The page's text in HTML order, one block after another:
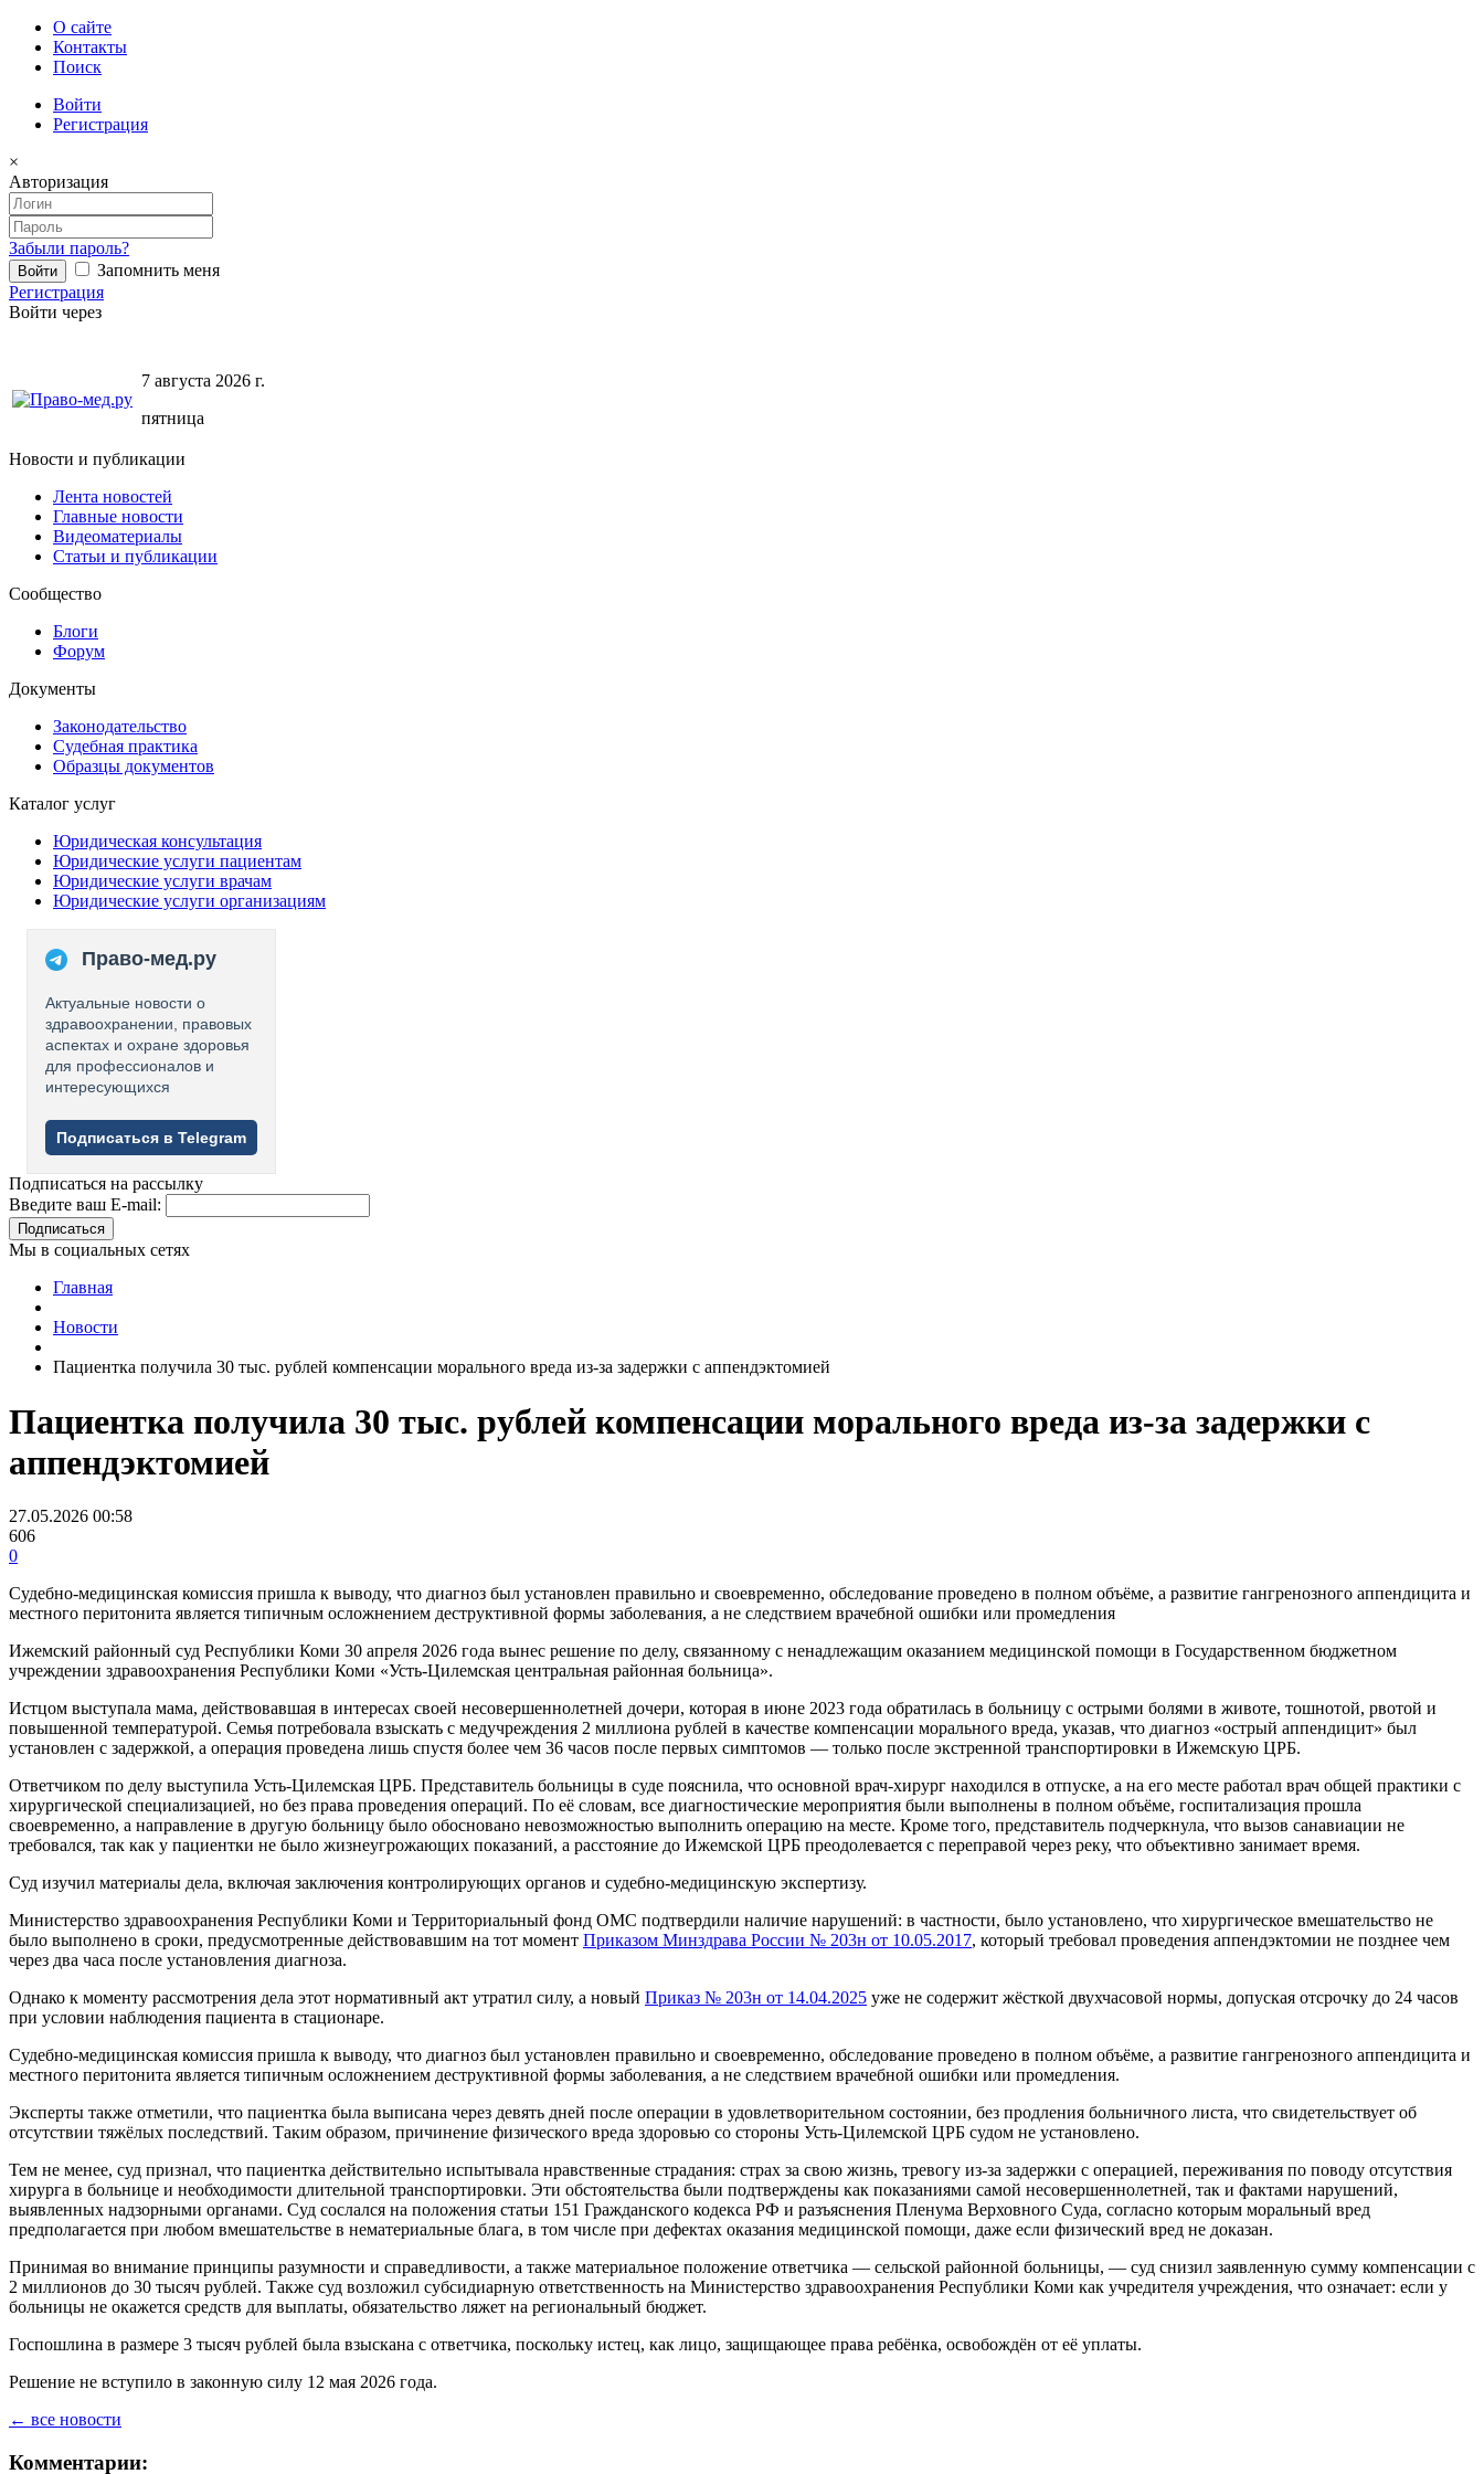
О сайте
Контакты
Поиск
Войти
Регистрация
×
Авторизация
Забыли пароль?
Запомнить меня
Регистрация
Войти через
7 августа 2026 г.
пятница
Новости и публикации
Лента новостей
Главные новости
Видеоматериалы
Статьи и публикации
Сообщество
Блоги
Форум
Документы
Законодательство
Судебная практика
Образцы документов
Каталог услуг
Юридическая консультация
Юридические услуги пациентам
Юридические услуги врачам
Юридические услуги организациям
Право-мед.ру
Актуальные новости о
здравоохранении, правовых
аспектах и охране здоровья
для профессионалов и
интересующихся
Подписаться в Telegram
Подписаться на рассылку
Введите ваш E-mail:
Подписаться
Мы в социальных сетях
Главная
Новости
Пациентка получила 30 тыс. рублей компенсации морального вреда из-за задержки с аппендэктомией
Пациентка получила 30 тыс. рублей компенсации морального вреда из-за задержки с
аппендэктомией
27.05.2026 00:58
606
0
Судебно-медицинская комиссия пришла к выводу, что диагноз был установлен правильно и своевременно, обследование проведено в полном объёме, а развитие гангренозного аппендицита и
местного перитонита является типичным осложнением деструктивной формы заболевания, а не следствием врачебной ошибки или промедления
Ижемский районный суд Республики Коми 30 апреля 2026 года вынес решение по делу, связанному с ненадлежащим оказанием медицинской помощи в Государственном бюджетном
учреждении здравоохранения Республики Коми «Усть-Цилемская центральная районная больница».
Истцом выступала мама, действовавшая в интересах своей несовершеннолетней дочери, которая в июне 2023 года обратилась в больницу с острыми болями в животе, тошнотой, рвотой и
повышенной температурой. Семья потребовала взыскать с медучреждения 2 миллиона рублей в качестве компенсации морального вреда, указав, что диагноз «острый аппендицит» был
установлен с задержкой, а операция проведена лишь спустя более чем 36 часов после первых симптомов — только после экстренной транспортировки в Ижемскую ЦРБ.
Ответчиком по делу выступила Усть-Цилемская ЦРБ. Представитель больницы в суде пояснила, что основной врач-хирург находился в отпуске, а на его месте работал врач общей практики с
хирургической специализацией, но без права проведения операций. По её словам, все диагностические мероприятия были выполнены в полном объёме, госпитализация прошла
своевременно, а направление в другую больницу было обосновано невозможностью выполнить операцию на месте. Кроме того, представитель подчеркнула, что вызов санавиации не
требовался, так как у пациентки не было жизнеугрожающих показаний, а расстояние до Ижемской ЦРБ преодолевается с переправой через реку, что объективно занимает время.
Суд изучил материалы дела, включая заключения контролирующих органов и судебно-медицинскую экспертизу.
Министерство здравоохранения Республики Коми и Территориальный фонд ОМС подтвердили наличие нарушений: в частности, было установлено, что хирургическое вмешательство не
было выполнено в сроки, предусмотренные действовавшим на тот момент Приказом Минздрава России № 203н от 10.05.2017, который требовал проведения аппендэктомии не позднее чем
через два часа после установления диагноза.
Однако к моменту рассмотрения дела этот нормативный акт утратил силу, а новый Приказ № 203н от 14.04.2025 уже не содержит жёсткой двухчасовой нормы, допуская отсрочку до 24 часов
при условии наблюдения пациента в стационаре.
Судебно-медицинская комиссия пришла к выводу, что диагноз был установлен правильно и своевременно, обследование проведено в полном объёме, а развитие гангренозного аппендицита и
местного перитонита является типичным осложнением деструктивной формы заболевания, а не следствием врачебной ошибки или промедления.
Эксперты также отметили, что пациентка была выписана через девять дней после операции в удовлетворительном состоянии, без продления больничного листа, что свидетельствует об
отсутствии тяжёлых последствий. Таким образом, причинение физического вреда здоровью со стороны Усть-Цилемской ЦРБ судом не установлено.
Тем не менее, суд признал, что пациентка действительно испытывала нравственные страдания: страх за свою жизнь, тревогу из-за задержки с операцией, переживания по поводу отсутствия
хирурга в больнице и необходимости длительной транспортировки. Эти обстоятельства были подтверждены как показаниями самой несовершеннолетней, так и фактами нарушений,
выявленных надзорными органами. Суд сослался на положения статьи 151 Гражданского кодекса РФ и разъяснения Пленума Верховного Суда, согласно которым моральный вред
предполагается при любом вмешательстве в нематериальные блага, в том числе при дефектах оказания медицинской помощи, даже если физический вред не доказан.
Принимая во внимание принципы разумности и справедливости, а также материальное положение ответчика — сельской районной больницы, — суд снизил заявленную сумму компенсации с
2 миллионов до 30 тысяч рублей. Также суд возложил субсидиарную ответственность на Министерство здравоохранения Республики Коми как учредителя учреждения, что означает: если у
больницы не окажется средств для выплаты, обязательство ляжет на региональный бюджет.
Госпошлина в размере 3 тысяч рублей была взыскана с ответчика, поскольку истец, как лицо, защищающее права ребёнка, освобождён от её уплаты.
Решение не вступило в законную силу 12 мая 2026 года.
← все новости
Комментарии: